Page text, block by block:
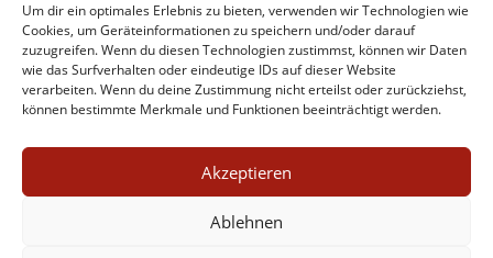
Um dir ein optimales Erlebnis zu bieten, verwenden wir Technologien wie
Cookies, um Geräteinformationen zu speichern und/oder darauf
zuzugreifen. Wenn du diesen Technologien zustimmst, können wir Daten
wie das Surfverhalten oder eindeutige IDs auf dieser Website
verarbeiten. Wenn du deine Zustimmung nicht erteilst oder zurückziehst,
können bestimmte Merkmale und Funktionen beeinträchtigt werden.
Akzeptieren
Ablehnen
zeitgenössische Literatur/kulturmagazin@8ung.info(1)
Zitat(45)